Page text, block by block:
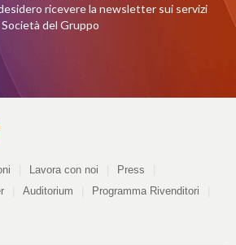
ricevere la newsletter sui servizi
del Gruppo
Lavora con noi
Press
Auditorium
Programma Rivenditori